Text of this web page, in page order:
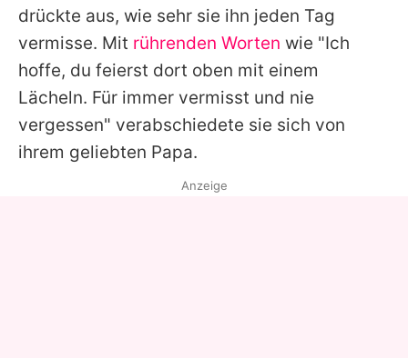
Datenschutzerklärung
Utiq verwalten
drückte aus, wie sehr sie ihn jeden Tag
vermisse. Mit rührenden Worten wie "Ich
hoffe, du feierst dort oben mit einem
Lächeln. Für immer vermisst und nie
vergessen" verabschiedete sie sich von
ihrem geliebten Papa.
Anzeige